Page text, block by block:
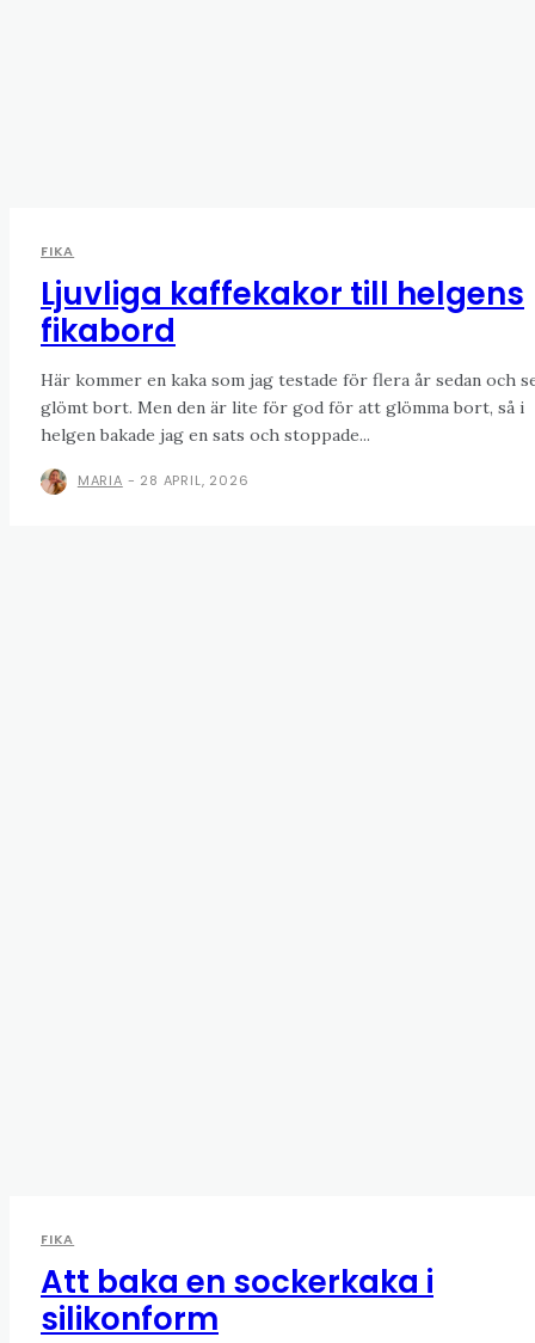
FIKA
Ljuvliga kaffekakor till helgens
fikabord
Här kommer en kaka som jag testade för flera år sedan och
glömt bort. Men den är lite för god för att glömma bort, så i
helgen bakade jag en sats och stoppade...
MARIA - 28 APRIL, 2026
FIKA
Att baka en sockerkaka i
silikonform